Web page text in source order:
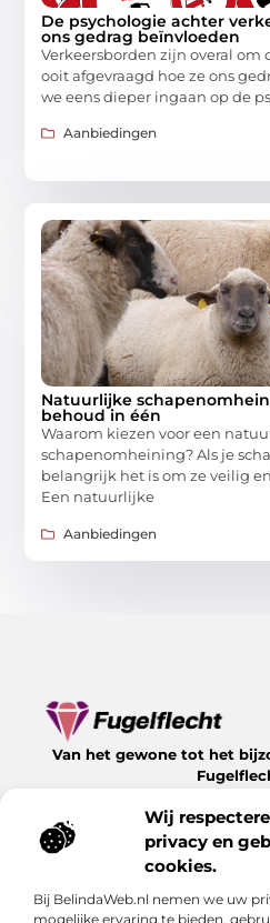
Wij
privacy en
cookies.
Bij BelindaWeb.nl nemen we uw
mogelijke ervaring te bieden,
De psychologie achter
ons gedrag beïnvloeden
Verkeersborden zijn overal om
ooit afgevraagd hoe ze ons
we eens dieper ingaan op de
Aanbiedingen
Natuurlijke
behoud in één
Waarom kiezen voor een
schapenomheining? Als je
belangrijk het is om ze veilig
Een natuurlijke
Aanbiedingen
Van het gewone tot het
leven te
Bericht categorie